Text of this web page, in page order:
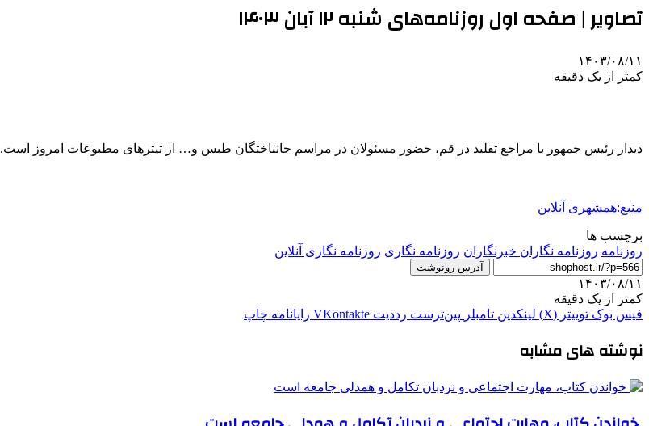
تصاویر | صفحه اول روزنامه‌های شنبه ۱۲ آبان ۱۴۰۳
۱۴۰۳/۰۸/۱۱
کمتر از یک دقیقه
دیدار رئیس جمهور با مراجع تقلید در قم، حضور مسئولان در مراسم جانباختگان طبس و… از تیترهای مطبوعات امروز است.
منبع:همشهری آنلاین
برچسب ها
روزنامه روزنامه نگاران خبرنگاران روزنامه‌ نگاری روزنامه نگاری آنلاین
آدرس رونوشت
۱۴۰۳/۰۸/۱۱
کمتر از یک دقیقه
فیس بوک توییتر (X) لینکدین ‫تامبلر ‫پین‌ترست ‫رددیت ‫VKontakte رایانامه چاپ
نوشته های مشابه